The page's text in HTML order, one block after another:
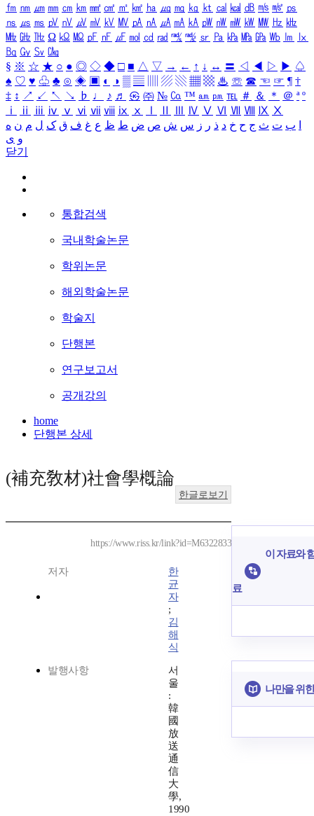
㎙ ㎚ ㎛ ㎜ ㎝ ㎞ ㎟ ㎠ ㎡ ㎢ ㏊ ㎍ ㎎ ㎏ ㏏ ㎈ ㎉ ㏈ ㎧ ㎨ ㎰
㎱ ㎲ ㎳ ㎴ ㎵ ㎶ ㎷ ㎸ ㎹ ㎀ ㎁ ㎂ ㎃ ㎄ ㎺ ㎻ ㎽ ㎾ ㎿ ㎐ ㎑
㎒ ㎓ ㎔ Ω ㏀ ㏁ ㎊ ㎋ ㎌ ㏖ ㏅ ㎭ ㎮ ㎯ ㏛ ㎩ ㎪ ㎫ ㎬ ㏝ ㏐
㏓
㏃ ㏉ ㏜ ㏆
§ ※ ☆ ★ ○ ● ◎ ◇ ◆ □ ■ △ ▽ → ← ↑ ↓ ↔ 〓 ◁ ◀ ▷ ▶ ♤
♠ ♡ ♥ ♧ ♣ ⊙ ◈ ▣ ◐ ◑ ▒ ▤ ▨ ▧ ▦ ▩ ♨ ☏ ☎ ☜ ☞ ¶ †
‡ ↕ ↗ ↙ ↖ ↘ ♭ ♩ ♪ ♬ ㉿ ㈜ № ㏇ ™ ㏂ ㏘ ℡ ＃ ＆ ＊ ＠ ª º
ⅰ
ⅱ ⅲ ⅳ ⅴ ⅵ ⅶ ⅷ ⅸ ⅹ Ⅳ Ⅴ Ⅵ Ⅶ Ⅷ Ⅸ Ⅹ
ب ت ث ج ح خ د ذ ر ز س ش ص ض ط ظ ع غ ف ق ک ل م ن ه
و ی
닫기
통합검색
국내학술논문
학위논문
해외학술논문
학술지
단행본
연구보고서
공개강의
home
단행본 상세
(補充敎材)社會學槪論
한글로보기
https://www.riss.kr/link?id=M6322833
저자
한
균
자
;
김
해
식
발행사항
서
울
:
韓
國
放
送
通
信
大
學,
1990
이 자료와
료
나만을 위